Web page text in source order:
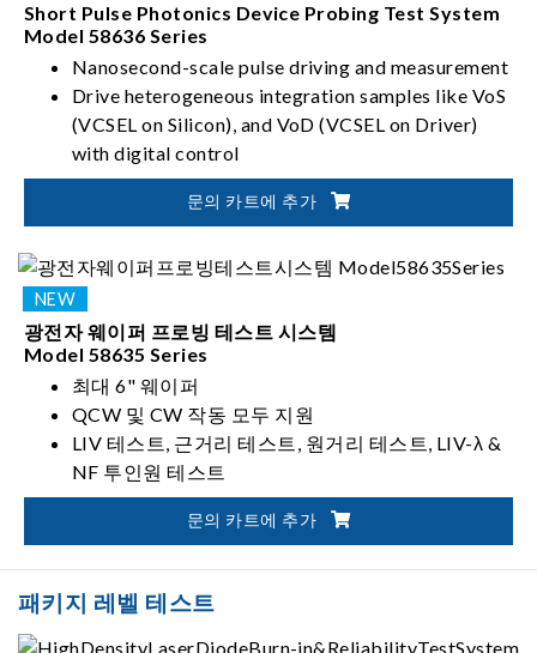
Short Pulse Photonics Device Probing Test System
Model 58636 Series
Nanosecond-scale pulse driving and measurement
Drive heterogeneous integration samples like VoS
(VCSEL on Silicon), and VoD (VCSEL on Driver)
with digital control
Patented two-in-one optical head design fetches
all LIV (Light-Current-Voltage), wavelength, and
Multi-site and multi-die support enhance test
efficiency
문의 카트에 추가
광전자 웨이퍼 프로빙 테스트 시스템
Model 58635 Series
최대 6" 웨이퍼
QCW 및 CW 작동 모두 지원
LIV 테스트, 근거리 테스트, 원거리 테스트, LIV-λ &
NF 투인원 테스트
문의 카트에 추가
패키지 레벨 테스트